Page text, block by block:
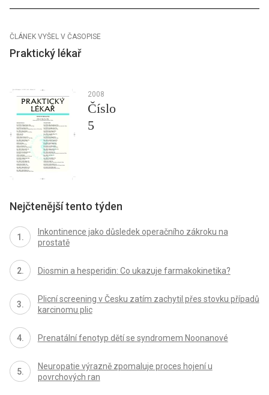
ČLÁNEK VYŠEL V ČASOPISE
Praktický lékař
2008
Číslo
5
Nejčtenější tento týden
Inkontinence jako důsledek operačního zákroku na
prostatě
Diosmin a hesperidin: Co ukazuje farmakokinetika?
Plicní screening v Česku zatím zachytil přes stovku případů
karcinomu plic
Prenatální fenotyp dětí se syndromem Noonanové
Neuropatie výrazně zpomaluje proces hojení u
povrchových ran